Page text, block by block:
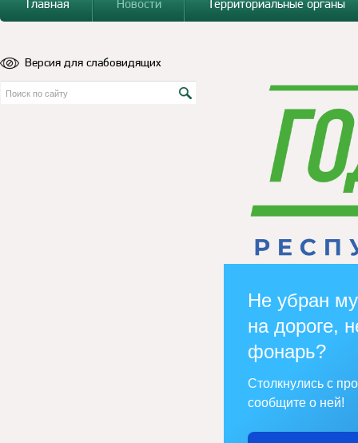
Главная
Новости Территориальные органы
Версия для слабовидящих
Не убран
на дороге,
фонарь?
Столкнулись с
сообщите о ней!